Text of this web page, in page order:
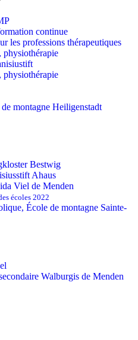
continue
les professions thérapeutiques
physiothérapie
physiothérapie
montagne Heiligenstadt
Bestwig
Ahaus
Viel de Menden
écoles 2022
École de montagne Sainte-
Walburgis de Menden